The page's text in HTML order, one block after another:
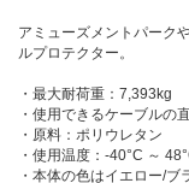
アミューズメントパーク
ルプロテクター。
・最大耐荷重：7,393kg
・使用できるケーブルの
・原料：ポリウレタン
・使用温度：-40°C ～
・本体の色はイエロー/ブ